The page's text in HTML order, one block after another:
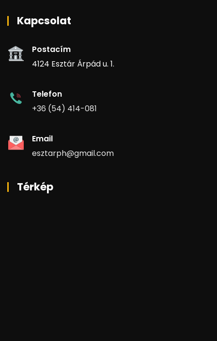
Kapcsolat
Postacím
4124 Esztár Árpád u. 1.
Telefon
+36 (54) 414-081
Email
esztarph@gmail.com
Térkép